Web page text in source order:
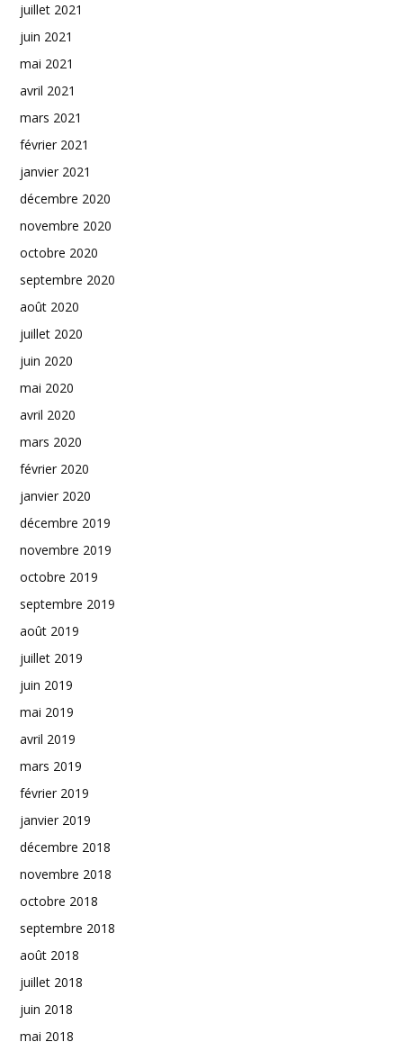
juillet 2021
juin 2021
mai 2021
avril 2021
mars 2021
février 2021
janvier 2021
décembre 2020
novembre 2020
octobre 2020
septembre 2020
août 2020
juillet 2020
juin 2020
mai 2020
avril 2020
mars 2020
février 2020
janvier 2020
décembre 2019
novembre 2019
octobre 2019
septembre 2019
août 2019
juillet 2019
juin 2019
mai 2019
avril 2019
mars 2019
février 2019
janvier 2019
décembre 2018
novembre 2018
octobre 2018
septembre 2018
août 2018
juillet 2018
juin 2018
mai 2018